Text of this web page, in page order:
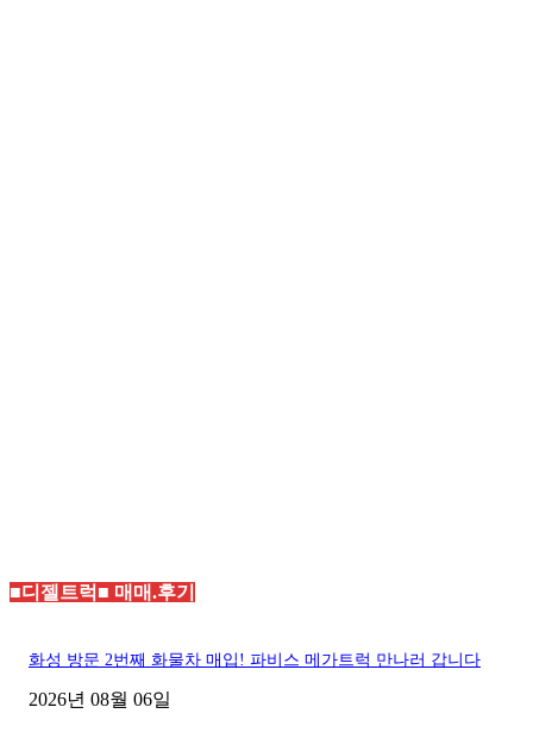
■디젤트럭■ 매매.후기
화성 방문 2번째 화물차 매입! 파비스 메가트럭 만나러 갑니다
2026년 08월 06일